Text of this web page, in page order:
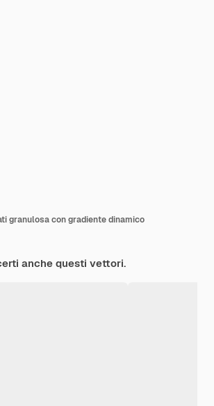
granulosa con gradiente dinamico
anche questi vettori.